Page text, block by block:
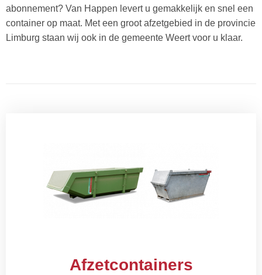
abonnement? Van Happen levert u gemakkelijk en snel een
container op maat. Met een groot afzetgebied in de provincie
Limburg staan wij ook in de gemeente Weert voor u klaar.
Afzetcontainers